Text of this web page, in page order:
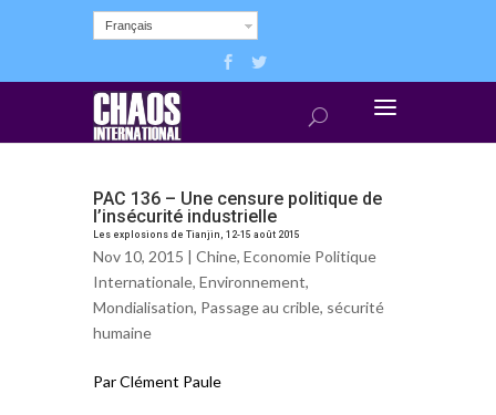
Français
PAC 136 – Une censure politique de
l’insécurité industrielle
Les explosions de Tianjin, 12-15 août 2015
Nov 10, 2015 | Chine, Economie Politique
Internationale, Environnement,
Mondialisation, Passage au crible, sécurité
humaine
Par Clément Paule